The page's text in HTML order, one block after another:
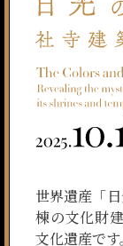
世界遺産「
棟の文化財
文化遺産で